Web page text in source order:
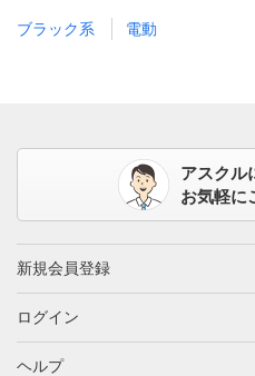
ブラック系 電動
アスクル
お気軽に
新規会員登録
ログイン
ヘルプ